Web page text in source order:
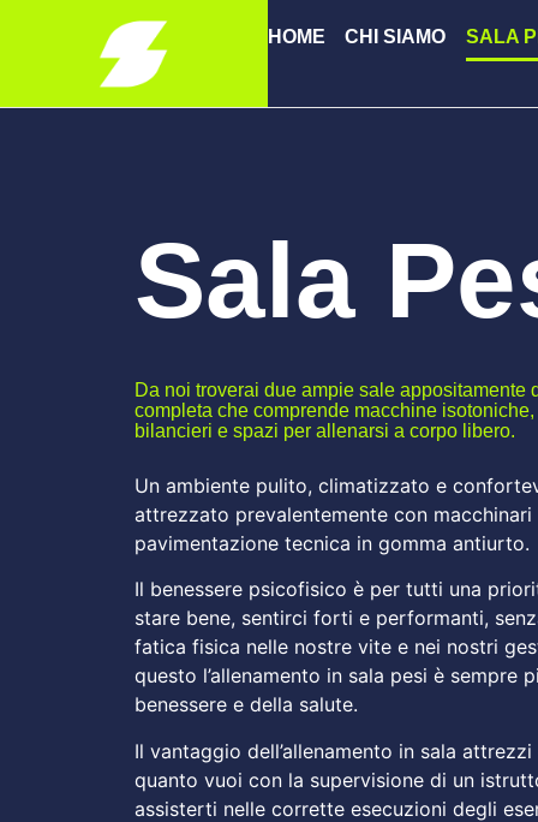
HOME CHI SIAMO SALA
Sala
Da noi troverai due ampie sale appositamente
completa che comprende macchine
bilancieri e spazi per allenarsi a corpo libero.
Un ambiente pulito, climatizzato e
attrezzato prevalentemente con macchinari
pavimentazione tecnica in gomma antiurto.
Il benessere psicofisico è per tutti una
stare bene, sentirci forti e performanti,
fatica fisica nelle nostre vite e nei nostri
questo l’allenamento in sala pesi è sempre
benessere e della salute.
Il vantaggio dell’allenamento in sala
quanto vuoi con la supervisione di un
assisterti nelle corrette esecuzioni degli